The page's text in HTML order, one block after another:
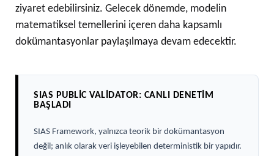
ziyaret edebilirsiniz. Gelecek dönemde, modelin
matematiksel temellerini içeren daha kapsamlı
dokümantasyonlar paylaşılmaya devam edecektir.
SIAS PUBLIC VALIDATOR: CANLI DENETIM
BAŞLADI
SIAS Framework, yalnızca teorik bir dokümantasyon
değil; anlık olarak veri işleyebilen deterministik bir yapıdır.